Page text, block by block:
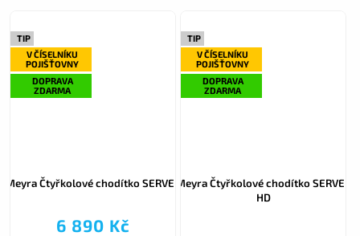
TIP
V ČÍSELNÍKU
POJIŠŤOVNY
DOPRAVA
ZDARMA
Meyra Čtyřkolové chodítko SERVER
6 890 Kč
TIP
V ČÍSELNÍKU
POJIŠŤOVNY
DOPRAVA
ZDARMA
Meyra Čtyřkolové chodítko SERVER
HD